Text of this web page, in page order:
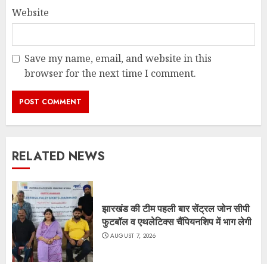
Website
Save my name, email, and website in this
browser for the next time I comment.
RELATED NEWS
झारखंड की टीम पहली बार सेंट्रल जोन सीपी
फुटबॉल व एथलेटिक्स चैंपियनशिप में भाग लेगी
AUGUST 7, 2026